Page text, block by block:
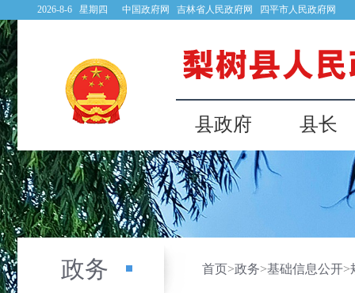
2026-8-6 星期四 中国政府网 吉林省人民政府网 四平市人民政府网
县政府 县长
政务 首页>政务>基础信息公开>